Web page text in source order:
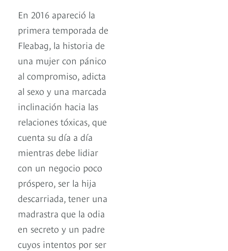
En 2016 apareció la
primera temporada de
Fleabag, la historia de
una mujer con pánico
al compromiso, adicta
al sexo y una marcada
inclinación hacia las
relaciones tóxicas, que
cuenta su día a día
mientras debe lidiar
con un negocio poco
próspero, ser la hija
descarriada, tener una
madrastra que la odia
en secreto y un padre
cuyos intentos por ser